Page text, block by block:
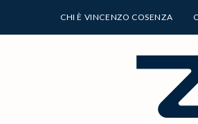
CHI È VINCENZO COSENZA